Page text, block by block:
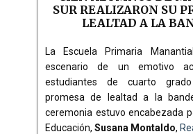
SUR REALIZARON SU
LEALTAD A LA
La Escuela Primaria
escenario de un emotivo
estudiantes de cuarto
promesa de lealtad a la
ceremonia estuvo encabezada
Educación, Susana Montaldo,